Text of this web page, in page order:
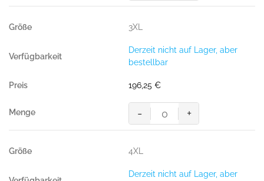
Accel.
Jacke
mit
Futter
vis
Menge
3XL
Derzeit nicht auf Lager, aber
bestellbar
196,25 €
MASCOT®
Accel.
Jacke
- +
4XL
Derzeit nicht auf Lager, aber